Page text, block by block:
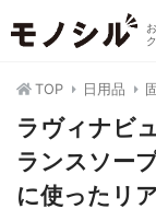
TOP 日用品
ラヴィナビ
ランスソー
に使ったリ